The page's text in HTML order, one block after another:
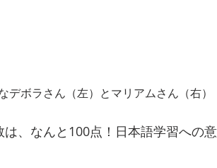
ボラさん（左）とマリアムさん（右）
、なんと100点！日本語学習への